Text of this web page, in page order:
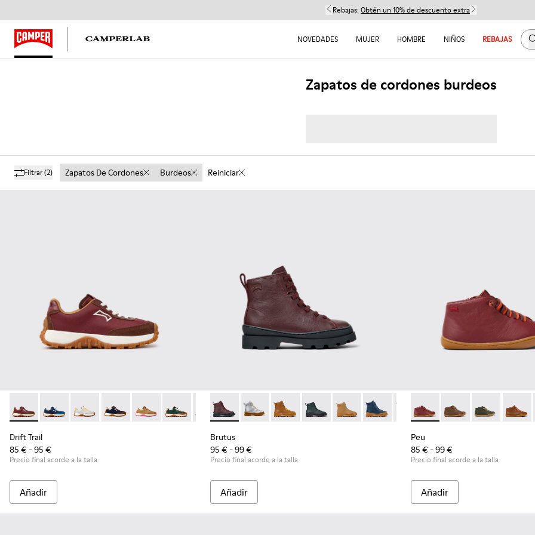
Rebajas: Obtén un 10% de descuento extra
NOVEDADES MUJER HOMBRE NIÑOS REBAJAS
Zapatos de cordones burdeos
Filtrar(2) Zapatos De Cordones Burdeos Reiniciar
Drift Trail - K800548-031 - Zapatillas para niños de textil y nobuk en burdeos.
Drift Trail - K800548-032
Drift Trail - K800548-029
Drift Trail - K800548-028
Drift Trail - K800548-027
Drift Trail - K800548-025
Drift Trail - K800548-021
Drift Trail - K800548-020
Drift Trail - K800548-013
Drift Trail - K800548-010
Drift Trail - K800548-004
Drift Trail - K800548-001
Drift Trail
85 € - 95 €
Precio final acorde a la talla
Añadir
Brutus - K900179-031 - Botines de piel burdeos para niños.
Brutus - K900179-035
Brutus - K900179-032
Brutus - K900179-027
Brutus - K900179-026
Brutus - K900179-021
Brutus - K900179-020
Brutus - K900179-018
Brutus - K900179-
Brutus -
Brutus
95 € - 99 €
Precio final acorde a la talla
Añadir
Peu - 90019-098 - Botines
Peu - 90019-131
Peu - 90019-
Peu -
Peu
85 € - 99 €
Precio final acorde a la talla
Añadir